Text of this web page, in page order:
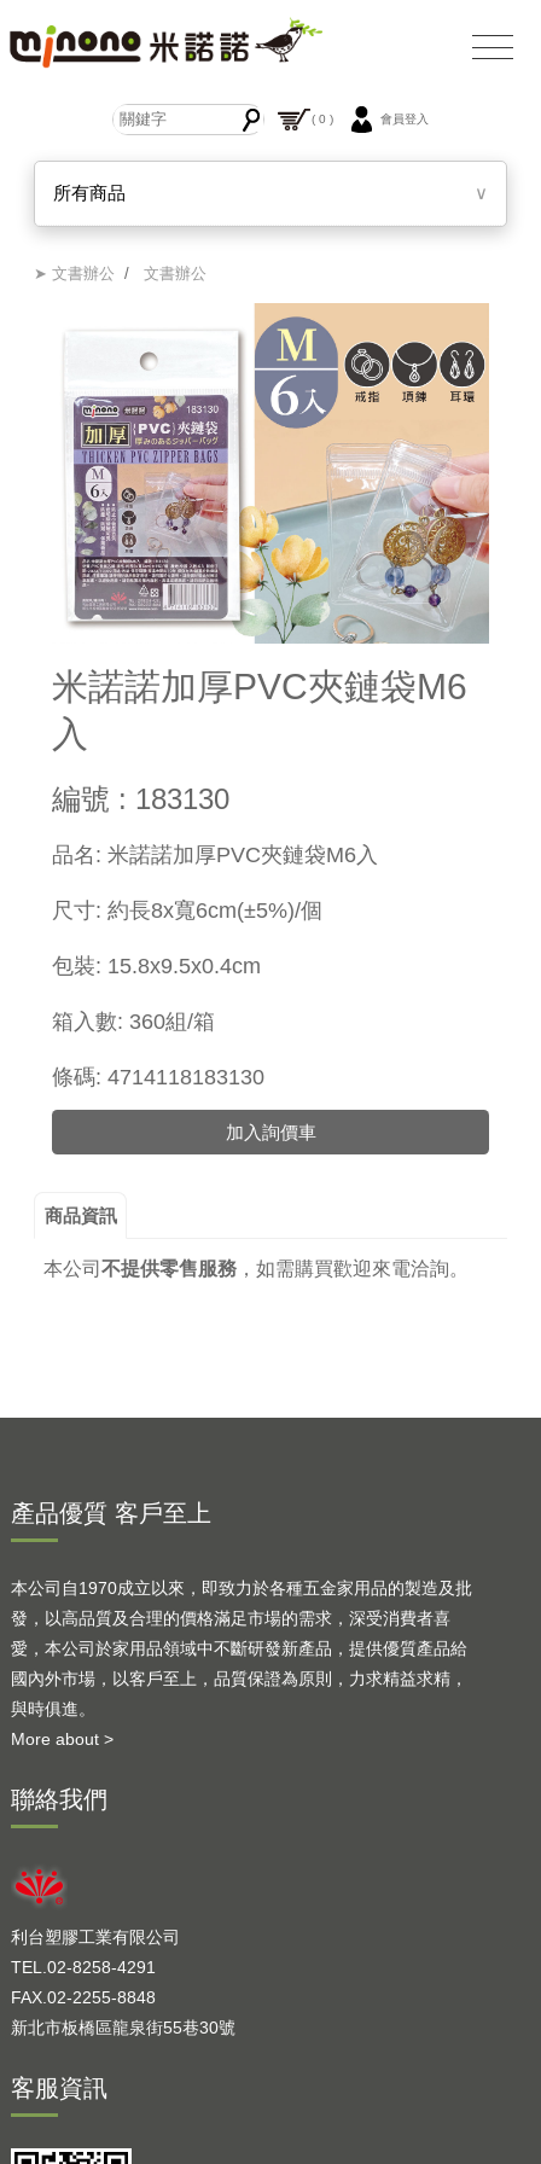
( 0 ) 會員登入
所有商品 ∨
➤ 文書辦公 /文書辦公
米諾諾加厚PVC夾鏈袋M6
入
編號 : 183130
品名: 米諾諾加厚PVC夾鏈袋M6入
尺寸: 約長8x寬6cm(±5%)/個
包裝: 15.8x9.5x0.4cm
箱入數: 360組/箱
條碼: 4714118183130
加入詢價車
商品資訊
本公司 不提供零售服務， 如需購買歡迎來電洽詢。
產品優質 客戶至上
本公司自1970成立以來，即致力於各種五金家用品的製造及批
發，以高品質及合理的價格滿足市場的需求，深受消費者喜
愛，本公司於家用品領域中不斷研發新產品，提供優質產品給
國內外市場，以客戶至上，品質保證為原則，力求精益求精，
與時俱進。
More about >
聯絡我們
利台塑膠工業有限公司
TEL.02-8258-4291
FAX.02-2255-8848
新北市板橋區龍泉街55巷30號
客服資訊